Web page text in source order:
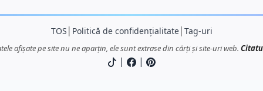
TOS Politică de confidențialitate│ Tag-uri
afișate pe site nu ne aparțin, ele sunt extrase din cărți și site-uri web.
| |